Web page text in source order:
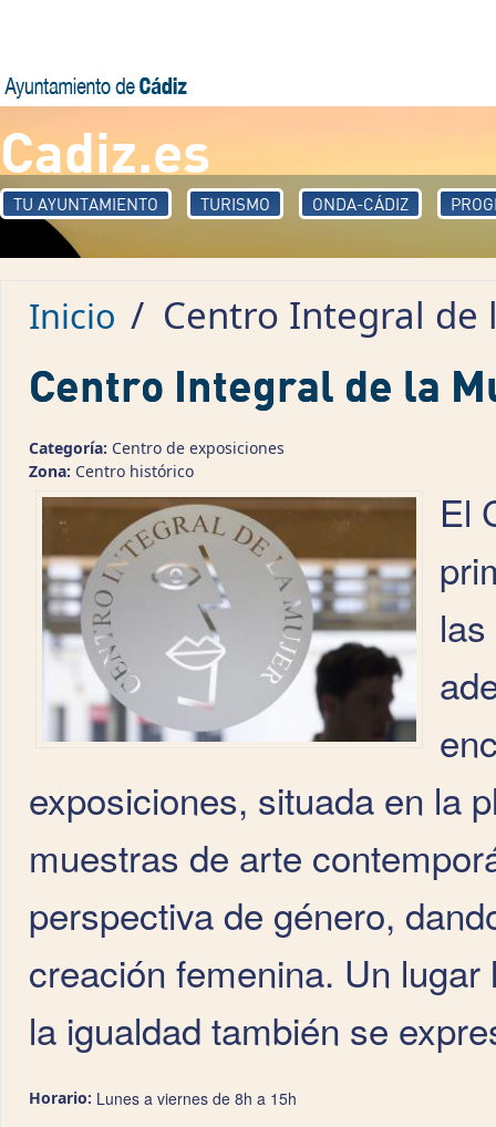
Cadiz.es
TU AYUNTAMIENTO TURISMO ONDA-CÁDIZ
Inicio / Centro Integral de
Centro Integral de la
Categoría: Centro de exposiciones
Zona: Centro histórico
El
exposiciones, situada en la
muestras de arte
perspectiva de género,
creación femenina. Un
la igualdad también se
Horario: Lunes a viernes de 8h a 15h